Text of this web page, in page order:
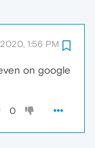
1:56 PM
on google
0